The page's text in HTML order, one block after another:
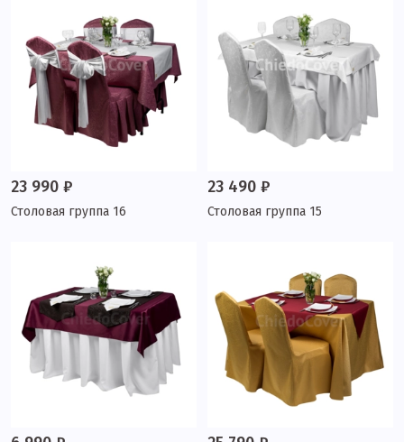
23 990 ₽
Столовая группа 16
23 490 ₽
Столовая группа 15